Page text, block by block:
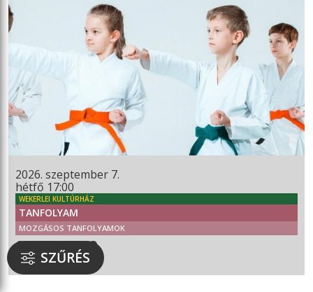
2026. szeptember 7.
hétfő 17:00
WEKERLEI KULTÚRHÁZ
TANFOLYAM
MOZGÁSOS TANFOLYAMOK
GYEREK KEMPO
6 ÉVES KORTÓL
SZŰRÉS